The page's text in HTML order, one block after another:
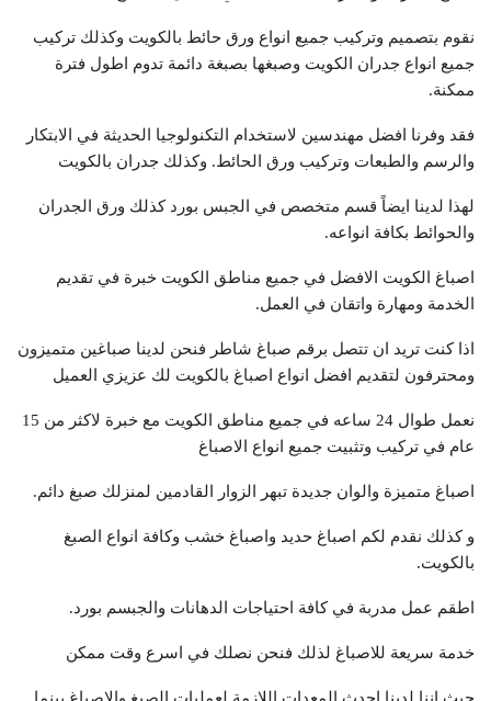
نقوم بتصميم وتركيب جميع انواع ورق حائط بالكويت وكذلك تركيب
جميع انواع جدران الكويت وصبغها بصبغة دائمة تدوم اطول فترة
ممكنة.
فقد وفرنا افضل مهندسين لاستخدام التكنولوجيا الحديثة في الابتكار
والرسم والطبعات وتركيب ورق الحائط. وكذلك جدران بالكويت
لهذا لدينا ايضاً قسم متخصص في الجبس بورد كذلك ورق الجدران
والحوائط بكافة انواعه.
اصباغ الكويت الافضل في جميع مناطق الكويت خبرة في تقديم
الخدمة ومهارة واتقان في العمل.
اذا كنت تريد ان تتصل برقم صباغ شاطر فنحن لدينا صباغين متميزون
ومحترفون لتقديم افضل انواع اصباغ بالكويت لك عزيزي العميل
نعمل طوال 24 ساعه في جميع مناطق الكويت مع خبرة لاكثر من 15
عام في تركيب وتثبيت جميع انواع الاصباغ
اصباغ متميزة والوان جديدة تبهر الزوار القادمين لمنزلك صبغ دائم.
و كذلك نقدم لكم اصباغ حديد واصباغ خشب وكافة انواع الصبغ
بالكويت.
اطقم عمل مدربة في كافة احتياجات الدهانات والجبسم بورد.
خدمة سريعة للاصباغ لذلك فنحن نصلك في اسرع وقت ممكن